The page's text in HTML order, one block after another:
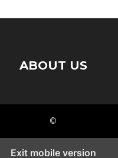
ABOUT US
©
Exit mobile version